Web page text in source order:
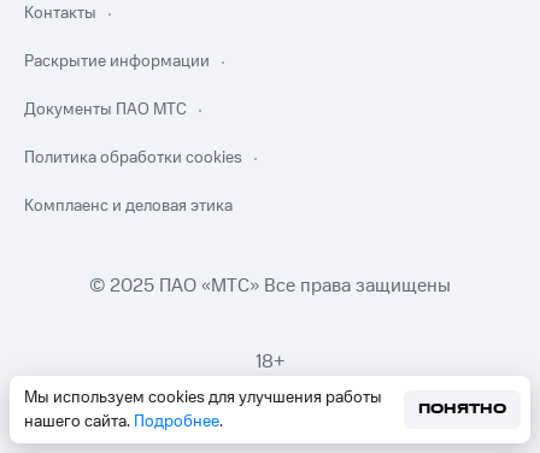
Мы используем cookies для улучшения работы
нашего сайта. Подробнее.
ПОНЯТНО
Контакты
Раскрытие информации
Документы ПАО МТС
Политика обработки cookies
Комплаенс и деловая этика
© 2025 ПАО «МТС» Все права защищены
18+